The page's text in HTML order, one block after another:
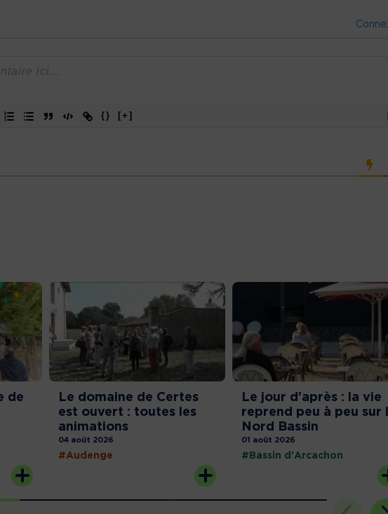
{} [+]
de
Le domaine de Certes
est ouvert : toutes les
animations
04 août 2026
#Audenge
Le jour d’après : la vie
reprend peu à peu sur
Nord Bassin
01 août 2026
#Bassin d'Arcachon